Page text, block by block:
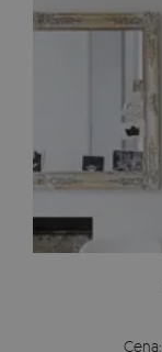
Cena: